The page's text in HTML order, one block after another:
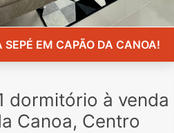
SEPÉ EM CAPÃO DA CANOA!
dormitório à venda
Canoa, Centro